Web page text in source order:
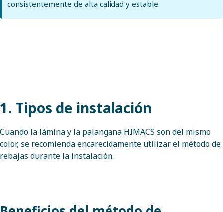
consistentemente de alta calidad y estable.
1. Tipos de instalación
Cuando la lámina y la palangana HIMACS son del mismo
color, se recomienda encarecidamente utilizar el método de
rebajas durante la instalación.